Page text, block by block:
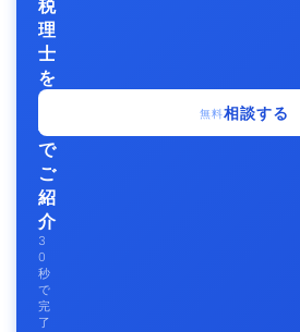
税
理
士
を
無
料
で
ご
紹
介
3
0
秒
で
完
了
無料相談する